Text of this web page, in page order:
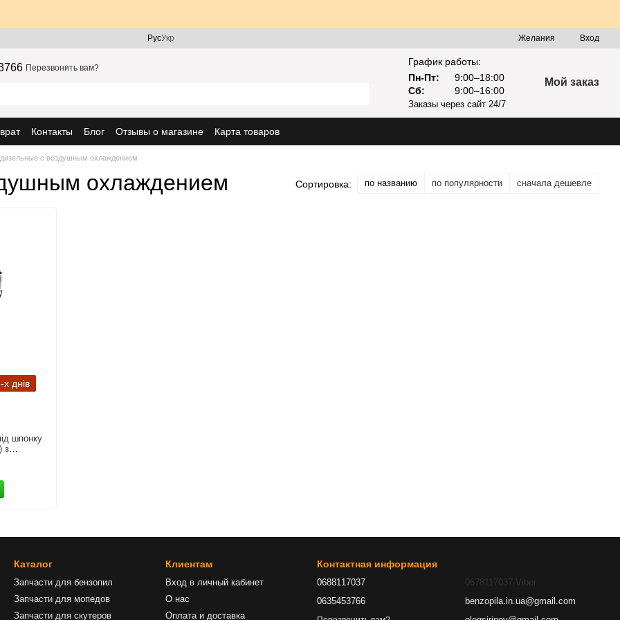
РусУкр Желания Вход
Перезвонить вам?
График работы:
Пн-Пт:
9:00–18:00
Сб:
9:00–16:00
Заказы через сайт 24/7
Мой заказ
Контакты Блог Отзывы о магазине Карта товаров
дизельные с воздушным охлаждением
охлаждением Сортировка: по названию по популярности сначала дешевле
днів
шпонку
з
Каталог
Запчасти для бензопил
Запчасти для мопедов
Запчасти для скутеров
Клиентам
Вход в личный кабинет
О нас
Оплата и доставка
Контактная информация
0688117037
0635453766
0678117037-Viber
benzopila.in.ua@gmail.com